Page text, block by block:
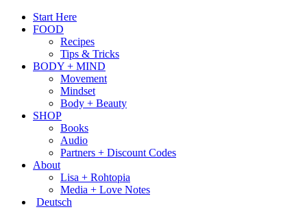
Start Here
FOOD
Recipes
Tips & Tricks
BODY + MIND
Movement
Mindset
Body + Beauty
SHOP
Books
Audio
Partners + Discount Codes
About
Lisa + Rohtopia
Media + Love Notes
Deutsch